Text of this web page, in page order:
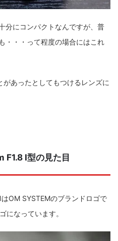
分にコンパクトなんですが、普
・・・って程度の場合にはこれ
あったとしてもつけるレンズに
F1.8 I型の見た目
OM SYSTEMのブランドロゴで
になっています。